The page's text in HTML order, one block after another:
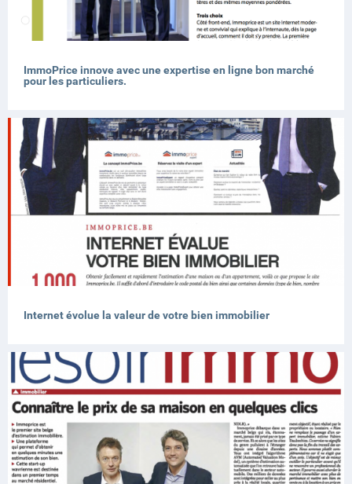
ImmoPrice innove avec une expertise en ligne bon marché
pour les particuliers.
Internet évolue la valeur de votre bien immobilier